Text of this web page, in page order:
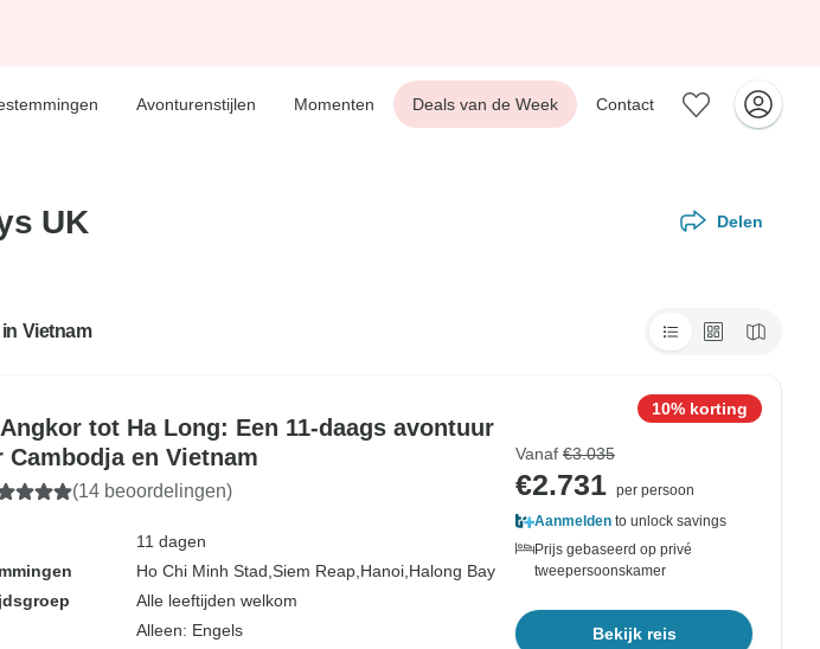
Avonturenstijlen Momenten Deals van de Week Contact
UK Delen
Vietnam
tot Ha Long: Een 11-daags avontuur
Cambodja en Vietnam
(14 beoordelingen)
11 dagen
Ho Chi Minh Stad, Siem Reap, Hanoi, Halong Bay
Alle leeftijden welkom
Alleen: Engels
10% korting
Vanaf €3.035
€2.731 per persoon
Aanmelden to unlock savings
Prijs gebaseerd op privé
tweepersoonskamer
Bekijk reis